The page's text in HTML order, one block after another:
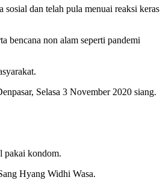
dan telah pula menuai reaksi keras
bencana non alam seperti pandemi
Selasa 3 November 2020 siang.
pakai kondom.
Hyang Widhi Wasa.